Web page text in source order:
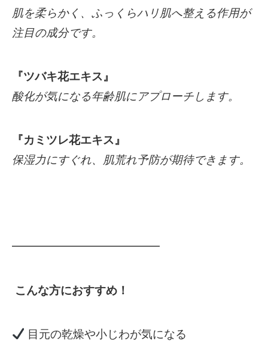
肌を柔らかく、ふっくらハリ肌へ整える作用が
注目の成分です。
『ツバキ花エキス』
酸化が気になる年齢肌にアプローチします。
『カミツレ花エキス』
保湿力にすぐれ、肌荒れ予防が期待できます。
━━━━━━━━━━━━━
こんな方におすすめ！
目元の乾燥や小じわが気になる